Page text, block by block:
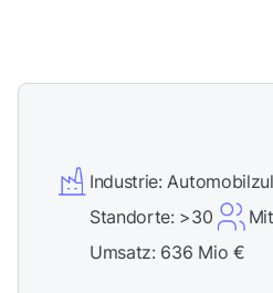
Industrie:
Standorte: >30
Umsatz: 636 Mio €